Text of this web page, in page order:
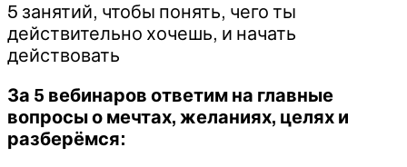
5 занятий, чтобы понять, чего ты
действительно хочешь, и начать
действовать
За 5 вебинаров ответим на главные
вопросы о мечтах, желаниях, целях и
разберёмся: